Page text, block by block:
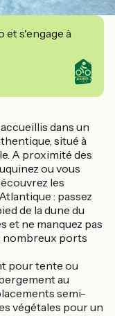
et s'engage à
dans un
situé à
A proximité des
ou vous
les
: passez
de la dune du
et ne manquez pas
nombreux ports
pour tente ou
au
semi-
végétales pour un